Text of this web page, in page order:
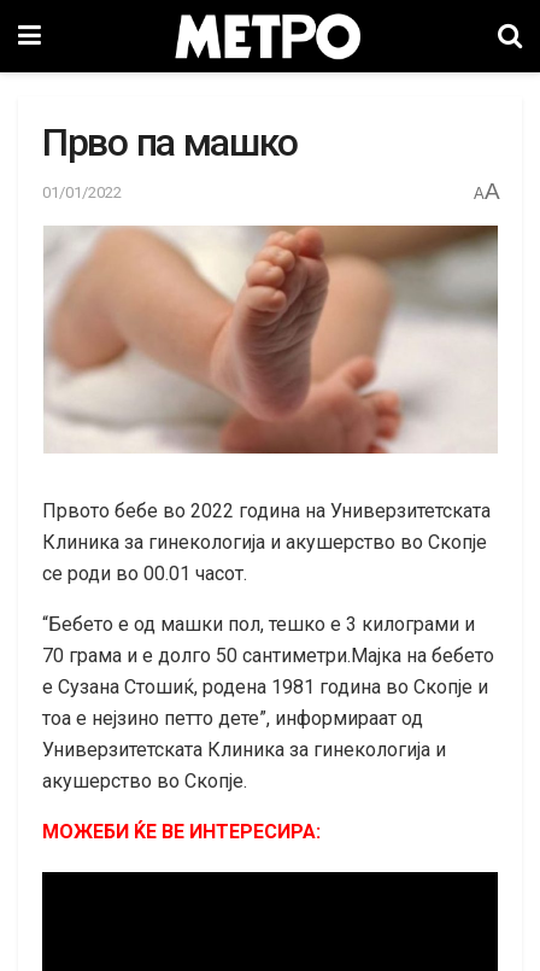
Прво па машко
01/01/2022 AA
Првото бебе во 2022 година на Универзитетската
Клиника за гинекологија и акушерство во Скопје
се роди во 00.01 часот.
“Бебето е од машки пол, тешко е 3 килограми и
70 грама и е долго 50 сантиметри.Мајка на бебето
е Сузана Стошиќ, родена 1981 година во Скопје и
тоа е нејзино петто дете”, информираат од
Универзитетската Клиника за гинекологија и
акушерство во Скопје.
МОЖЕБИ ЌЕ ВЕ ИНТЕРЕСИРА: